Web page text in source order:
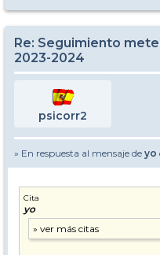
Re: Seguimiento
2023-2024
psicorr2
» En respuesta al mensaje de yo
Cita
yo